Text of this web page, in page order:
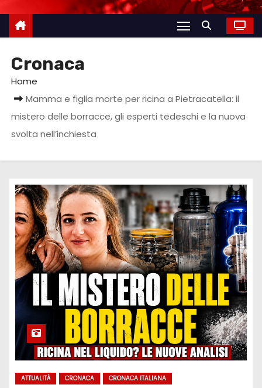
Cronaca
Home
Mamma e figlia morte per ricina a Pietracatella: il
mistero delle borracce, gli esperti tedeschi e la nuova
svolta nell’inchiesta
ATTUALITÀ CRONACA CRONACA ITALIANA